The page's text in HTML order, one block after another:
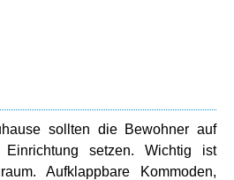
sollten die Bewohner auf
setzen. Wichtig ist
Aufklappbare Kommoden,